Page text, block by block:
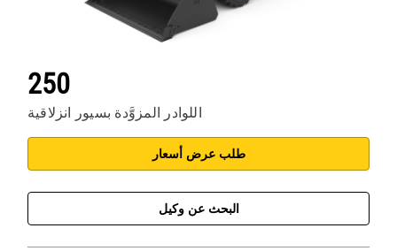
250
اللوادر المزوَّدة بسيور انزلاقية
طلب عرض أسعار
البحث عن وكيل